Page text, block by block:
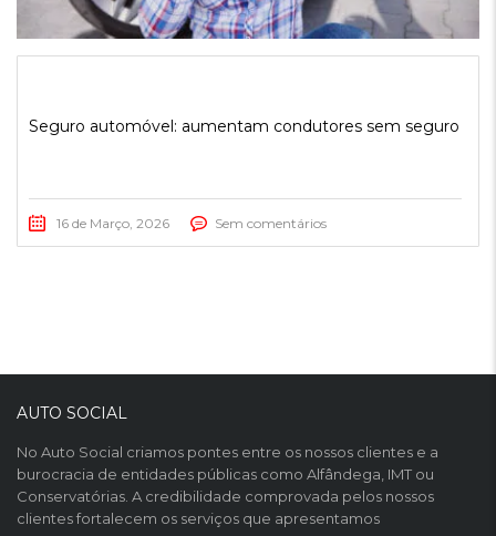
Seguro automóvel: aumentam condutores sem seguro
16 de Março, 2026 Sem comentários
AUTO SOCIAL
No Auto Social criamos pontes entre os nossos clientes e a
burocracia de entidades públicas como Alfândega, IMT ou
Conservatórias. A credibilidade comprovada pelos nossos
clientes fortalecem os serviços que apresentamos